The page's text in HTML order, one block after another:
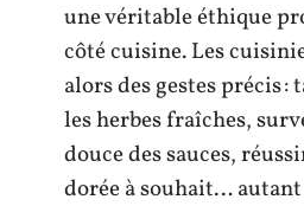
une véritable éthique
côté cuisine. Les
alors des gestes précis
les herbes fraîches,
douce des sauces,
dorée à souhait…